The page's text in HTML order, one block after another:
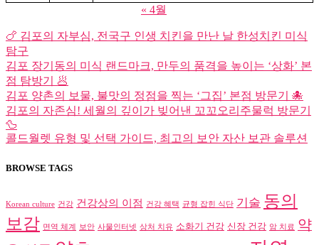
« 4월
🍗 김포의 자부심, 전국구 인생 치킨을 만난 날 한성치킨 미식
탐구
김포 장기동의 미식 랜드마크, 만두의 품격을 높이는 ‘상화’ 본
점 탐방기 🥟
김포 양촌의 보물, 불맛의 정점을 찍는 ‘그집’ 본점 방문기 🐙
김포의 자존심! 세월의 깊이가 빚어낸 꼬꼬오리주물럭 방문기
🦆
콜드월렛 유형 및 선택 가이드, 최고의 보안 자산 보관 솔루션
BROWSE TAGS
Korean culture 건강 건강상의 이점 건강 혜택 균형 잡힌 식단 기술 동의
보감 면역 체계 보안 사물인터넷 상처 치유 소화기 건강 신장 건강 암 치료
약